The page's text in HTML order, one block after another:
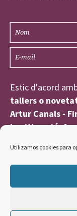
Utilizamos cookies para
Estic d'acord
tallers o
Artur Canals -
Legitimació:
He llegit i